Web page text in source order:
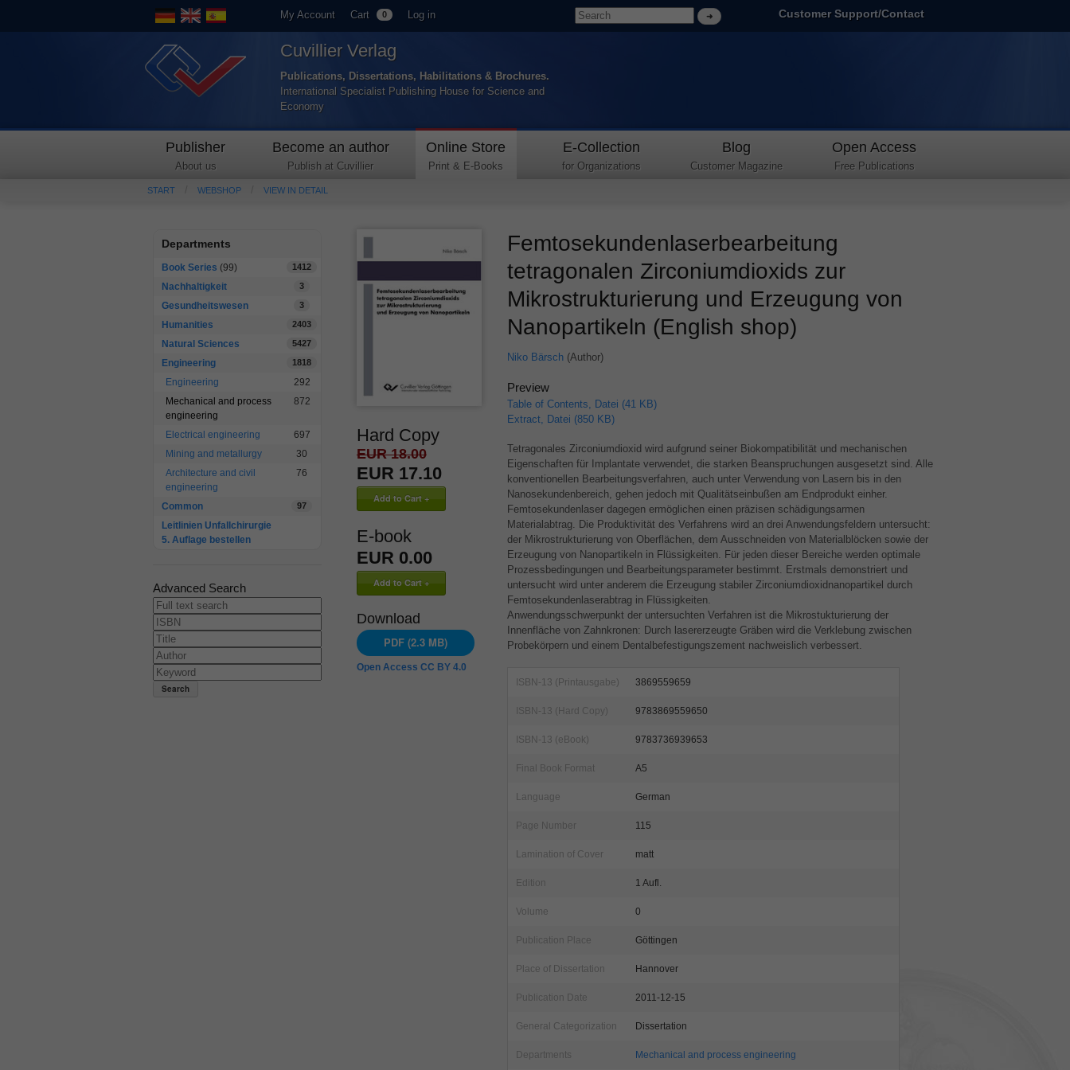
My Account Cart 0 Log in Customer Support/Contact
Cuvillier Verlag
Publications, Dissertations, Habilitations & Brochures.
International Specialist Publishing House for Science and
Economy
Publisher
About us
Become an author
Publish at Cuvillier
Online Store
Print & E-Books
E-Collection
for Organizations
Blog
Customer Magazine
Open Access
Free Publications
START WEBSHOP VIEW IN DETAIL
Departments
Book Series (99) 1412
Nachhaltigkeit 3
Gesundheitswesen 3
Humanities 2403
Natural Sciences 5427
Engineering 1818
Engineering
292
Mechanical and process
engineering
872
Electrical engineering
697
Mining and metallurgy
30
Architecture and civil
engineering
76
Common 97
Leitlinien Unfallchirurgie
5. Auflage bestellen
Advanced Search
Hard Copy
EUR 18.00
EUR 17.10
E-book
EUR 0.00
Download
PDF (2.3 MB)
Open Access CC BY 4.0
Femtosekundenlaserbearbeitung
tetragonalen Zirconiumdioxids zur
Mikrostrukturierung und Erzeugung von
Nanopartikeln (English shop)
Niko Bärsch(Author)
Preview
Table of Contents, Datei (41 KB)
Extract, Datei (850 KB)
Tetragonales Zirconiumdioxid wird aufgrund seiner Biokompatibilität und mechanischen
Eigenschaften für Implantate verwendet, die starken Beanspruchungen ausgesetzt sind. Alle
konventionellen Bearbeitungsverfahren, auch unter Verwendung von Lasern bis in den
Nanosekundenbereich, gehen jedoch mit Qualitätseinbußen am Endprodukt einher.
Femtosekundenlaser dagegen ermöglichen einen präzisen schädigungsarmen
Materialabtrag. Die Produktivität des Verfahrens wird an drei Anwendungsfeldern untersucht:
der Mikrostrukturierung von Oberflächen, dem Ausschneiden von Materialblöcken sowie der
Erzeugung von Nanopartikeln in Flüssigkeiten. Für jeden dieser Bereiche werden optimale
Prozessbedingungen und Bearbeitungsparameter bestimmt. Erstmals demonstriert und
untersucht wird unter anderem die Erzeugung stabiler Zirconiumdioxidnanopartikel durch
Femtosekundenlaserabtrag in Flüssigkeiten.
Anwendungsschwerpunkt der untersuchten Verfahren ist die Mikrostukturierung der
Innenfläche von Zahnkronen: Durch lasererzeugte Gräben wird die Verklebung zwischen
Probekörpern und einem Dentalbefestigungszement nachweislich verbessert.
ISBN-13 (Printausgabe) 3869559659
ISBN-13 (Hard Copy) 9783869559650
ISBN-13 (eBook) 9783736939653
Final Book Format A5
Language German
Page Number 115
Lamination of Cover matt
Edition 1 Aufl.
Volume 0
Publication Place Göttingen
Place of Dissertation Hannover
Publication Date 2011-12-15
General Categorization Dissertation
Departments Mechanical and process engineering